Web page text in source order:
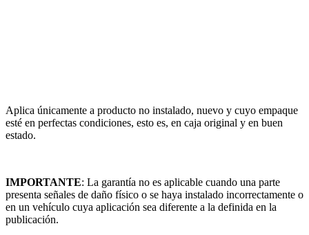
Aplica únicamente a producto no instalado, nuevo y cuyo empaque
esté en perfectas condiciones, esto es, en caja original y en buen
estado.
IMPORTANTE: La garantía no es aplicable cuando una parte
presenta señales de daño físico o se haya instalado incorrectamente o
en un vehículo cuya aplicación sea diferente a la definida en la
publicación.